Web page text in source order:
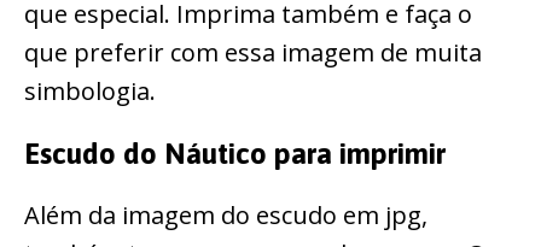
que especial. Imprima também e faça o
que preferir com essa imagem de muita
simbologia.
Escudo do Náutico para imprimir
Além da imagem do escudo em jpg,